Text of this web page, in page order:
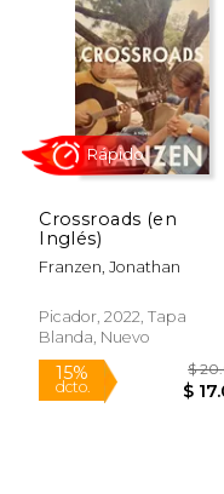
dcto. $
Crossroads (en
Inglés)
Franzen, Jonathan
Picador, 2022, Tapa
Blanda, Nuevo